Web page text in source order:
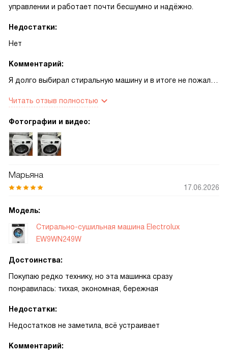
управлении и работает почти бесшумно и надёжно.
Недостатки:
Нет
Комментарий:
Я долго выбирал стиральную машину и в итоге не пожалел
современный набор функций, которые реально помогают
в быту. На панели понятные значки и экран, выбор
небольших загрузок и полномасштабные программы для
сильно загрязнённого белья. Отдельно отмечу
возможность установить температуру и скорость отжима
вручную. Машина работает очень тихо, даже при отжиме
экономия воды и электроэнергии, каждая загрузка
рассчитана так, чтобы тратить минимально необходимое.
Читать отзыв полностью
Фотографии и видео:
Марьяна
17.06.2026
Модель:
Стирально-сушильная машина Electrolux
EW9WN249W
Достоинства:
Покупаю редко технику, но эта машинка сразу
понравилась: тихая, экономная, бережная
Недостатки:
Недостатков не заметила, всё устраивает
Комментарий: